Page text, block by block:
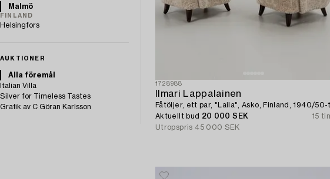
Malmö
FINLAND
Helsingfors
AUKTIONER
Alla föremål
Italian Villa
Silver for Timeless Tastes
Grafik av C Göran Karlsson
1728988
Ilmari Lappalainen
Fåtöljer, ett par, "Laila", Asko, Finland, 1940/50-
Aktuellt bud 20 000 SEK
15
Utropspris 45 000 SEK